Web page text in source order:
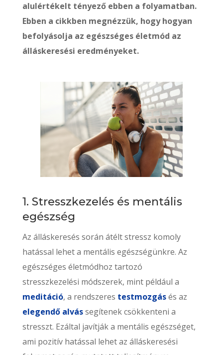
alulértékelt tényező ebben a folyamatban.
Ebben a cikkben megnézzük, hogy hogyan
befolyásolja az egészséges életmód az
álláskeresési eredményeket.
1. Stresszkezelés és mentális
egészség
Az álláskeresés során átélt stressz komoly
hatással lehet a mentális egészségünkre. Az
egészséges életmódhoz tartozó
stresszkezelési módszerek, mint például a
meditáció, a rendszeres testmozgásés az
elegendő alvássegítenek csökkenteni a
stresszt. Ezáltal javítják a mentális egészséget,
ami pozitív hatással lehet az álláskeresési